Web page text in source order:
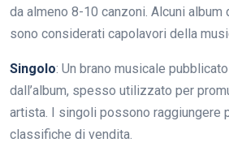
da almeno 8-10 canzoni. Alcuni album
sono considerati capolavori della
Singolo: Un brano musicale
dall’album, spesso utilizzato per
artista. I singoli possono raggiungere
classifiche di vendita.